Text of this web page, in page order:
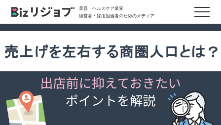
美容・ヘルスケア業界
経営者・採用担当者のためのメディア